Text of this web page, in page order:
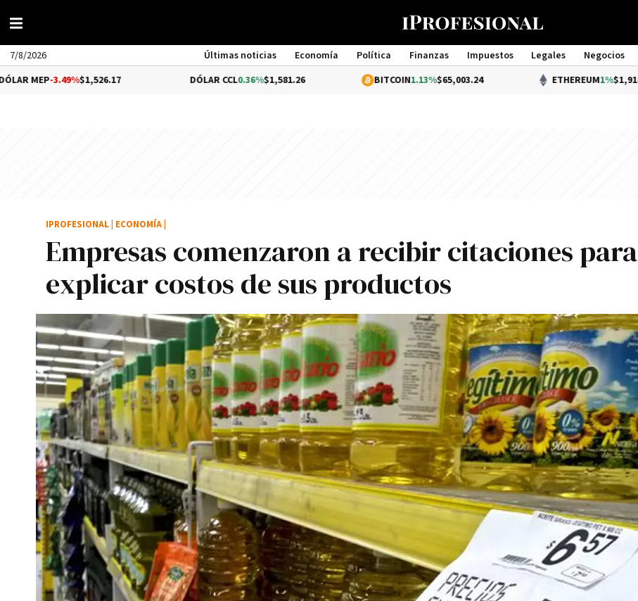
7/8/2026 Últimas noticias Economía Política Finanzas Impuestos Legales Negocios
Management
$1,526.17 0.36%$1,581.26 1.13%$65,003.24 ETHEREUM1%$1,918.79
Empresas comenzaron a recibir citaciones para
explicar costos de sus productos
IPROFESIONAL ECONOMÍA